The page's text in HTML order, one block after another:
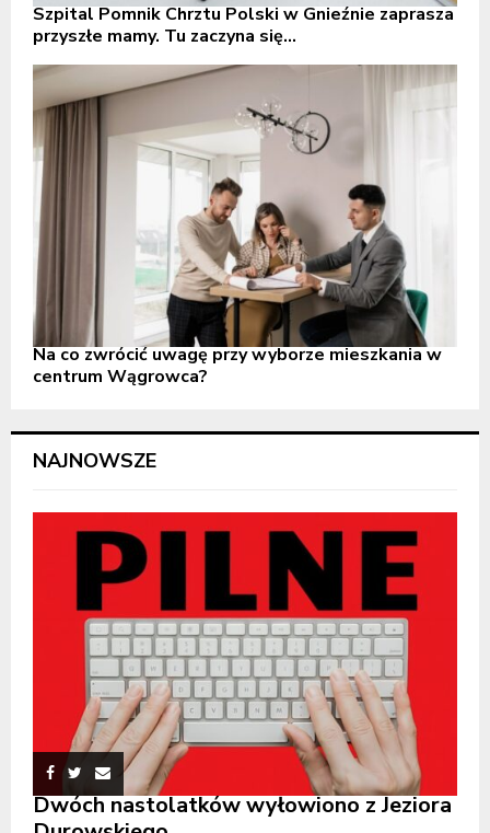
Szpital Pomnik Chrztu Polski w Gnieźnie zaprasza
przyszłe mamy. Tu zaczyna się...
Na co zwrócić uwagę przy wyborze mieszkania w
centrum Wągrowca?
NAJNOWSZE
Dwóch nastolatków wyłowiono z Jeziora